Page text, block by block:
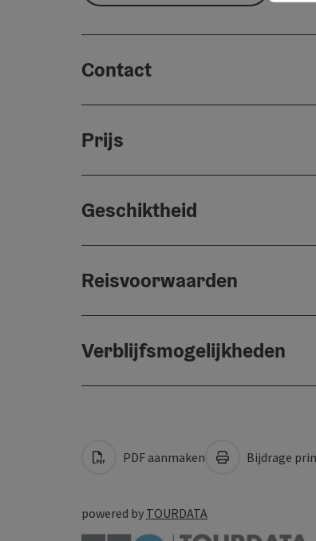
Contact
Prijs
Geschiktheid
Reisvoorwaarden
Verblijfsmogelijkheden
PDF aanmaken Bijdrage
powered by TOURDATA